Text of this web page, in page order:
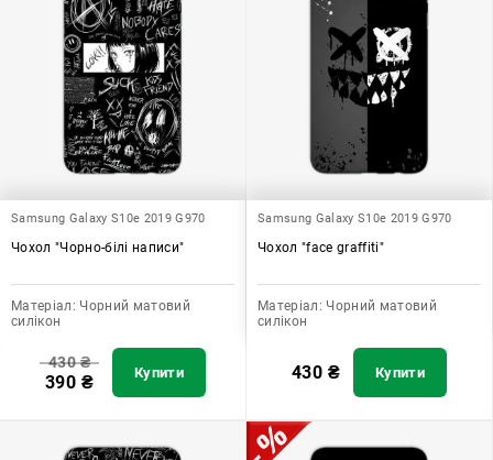
Samsung Galaxy S10e 2019 G970
Чохол "Чорно-білі написи"
Матеріал: Чорний матовий
силікон
430₴
390 ₴ Купити
Samsung Galaxy S10e 2019 G970
Чохол "face graffiti"
Матеріал: Чорний матовий
силікон
430 ₴ Купити